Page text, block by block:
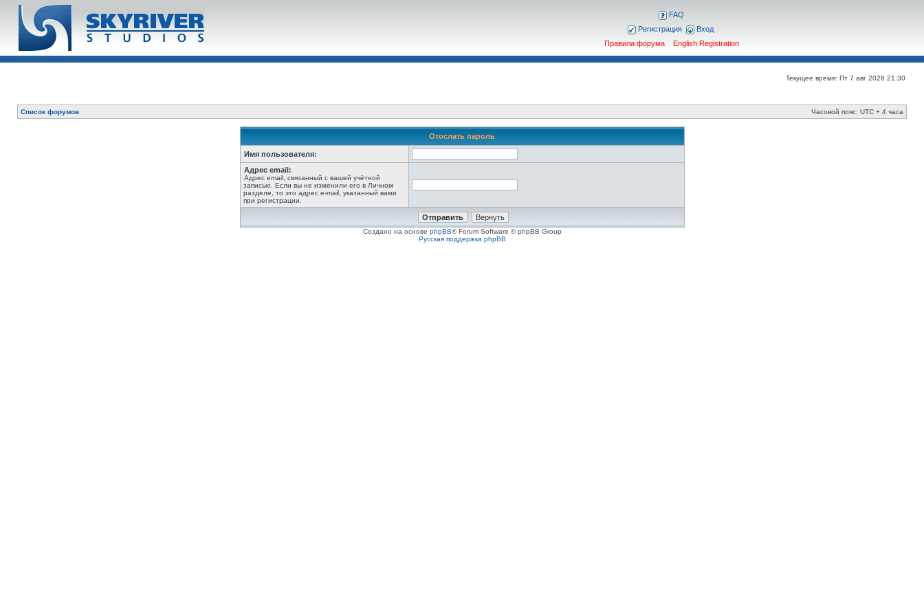
FAQ
Регистрация
Вход
Правила форума
English Registration
Текущее время: Пт 7 авг 2026 21:30
Список форумов Часовой пояс: UTC + 4 часа
Отослать пароль
Имя пользователя:
Адрес email:
Адрес email, связанный с вашей учётной
записью. Если вы не изменили его в Личном
разделе, то это адрес e-mail, указанный вами
при регистрации.
Создано на основе phpBB® Forum Software © phpBB Group
Русская поддержка phpBB